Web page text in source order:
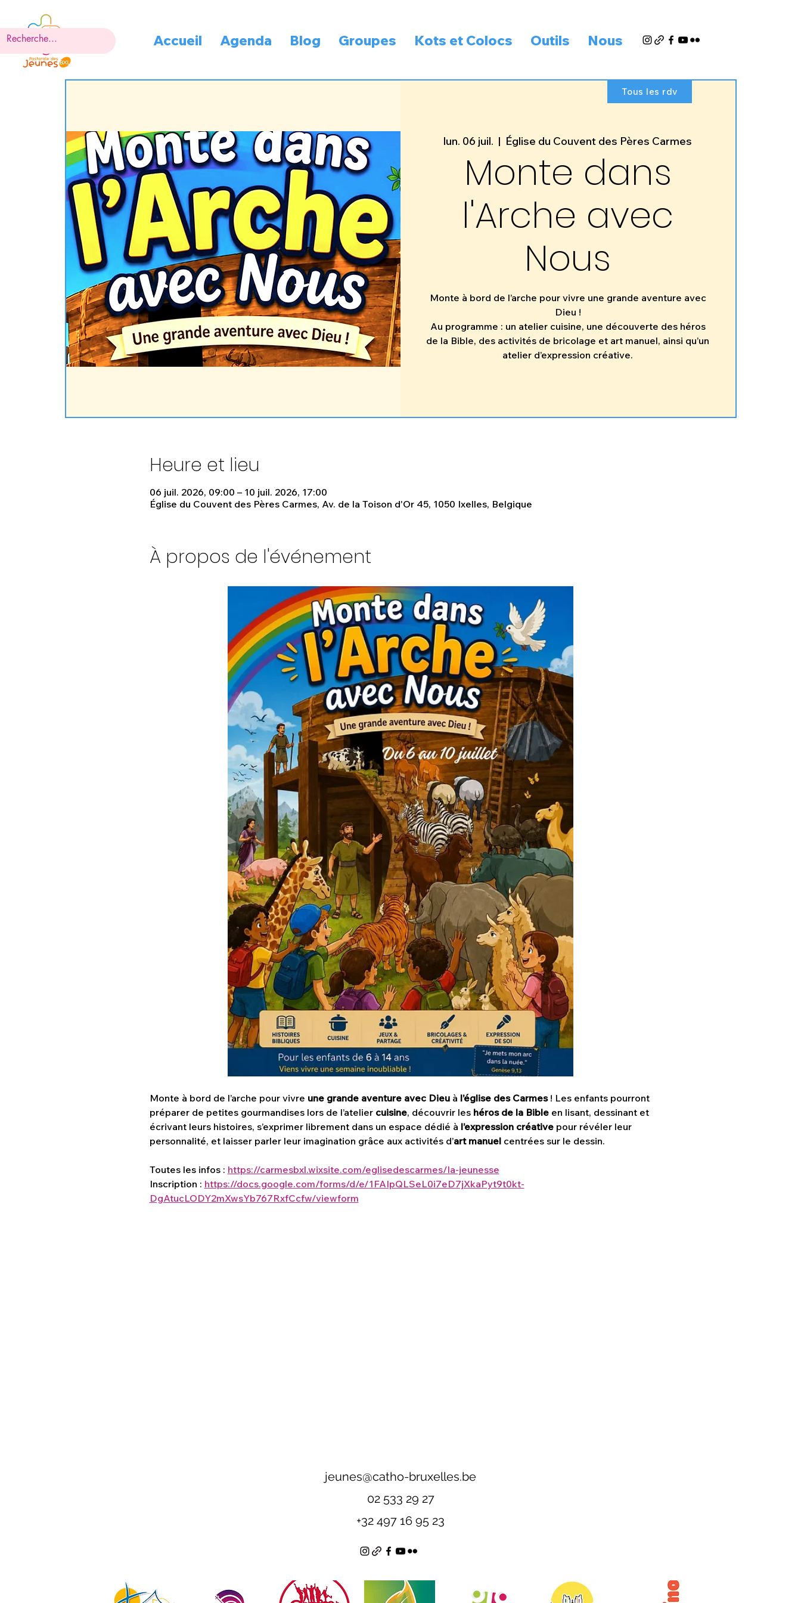
Accueil Agenda Blog Groupes Kots et Colocs Outils Nous
lun. 06 juil.
  |
Église du Couvent des Pères Carmes
Monte dans
l'Arche avec
Nous
Monte à bord de l’arche pour vivre une grande aventure avec
Dieu !
Au programme : un atelier cuisine, une découverte des héros
de la Bible, des activités de bricolage et art manuel, ainsi qu’un
atelier d’expression créative.
Heure et lieu
06 juil. 2026, 09:00 – 10 juil. 2026, 17:00
Église du Couvent des Pères Carmes, Av. de la Toison d'Or 45, 1050 Ixelles, Belgique
À propos de l'événement
Monte à bord de l’arche pour vivre une grande aventure avec Dieu à l’église des Carmes ! Les enfants pourront
préparer de petites gourmandises lors de l’atelier cuisine, découvrir les héros de la Bible en lisant, dessinant et
écrivant leurs histoires, s’exprimer librement dans un espace dédié à l’expression créative pour révéler leur
personnalité, et laisser parler leur imagination grâce aux activités d’art manuel centrées sur le dessin.
Toutes les infos : https://carmesbxl.wixsite.com/eglisedescarmes/la-jeunesse
Inscription : https://docs.google.com/forms/d/e/1FAIpQLSeL0i7eD7jXkaPyt9t0kt-
DgAtucLODY2mXwsYb767RxfCcfw/viewform
Tous les rdv
jeunes@catho-bruxelles.be
02 533 29 27
+32 497 16 95 23